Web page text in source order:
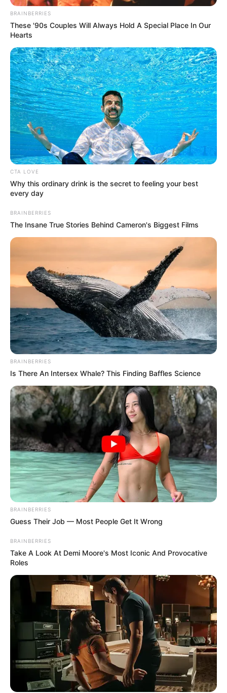
BRAINBERRIES
These '90s Couples Will Always Hold A Special Place In Our
Hearts
CTA LOVE
Why this ordinary drink is the secret to feeling your best
every day
BRAINBERRIES
The Insane True Stories Behind Cameron's Biggest Films
BRAINBERRIES
Is There An Intersex Whale? This Finding Baffles Science
BRAINBERRIES
Guess Their Job — Most People Get It Wrong
BRAINBERRIES
Take A Look At Demi Moore's Most Iconic And Provocative
Roles